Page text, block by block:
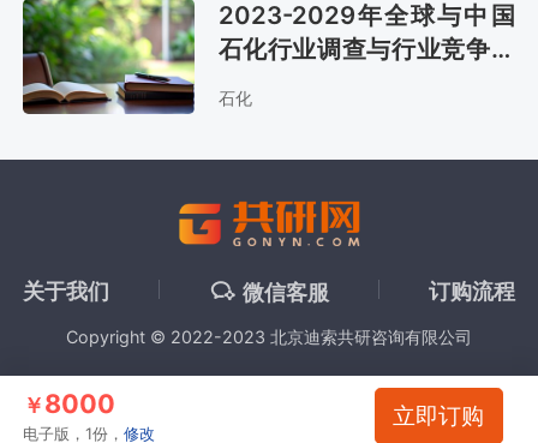
2023-2029年全球与中国
石化行业调查与行业竞争对
石化
￥8000
电子版，1份，修改
立即订购
关于我们 微信客服 订购流程
Copyright © 2022-2023 北京迪索共研咨询有限公司